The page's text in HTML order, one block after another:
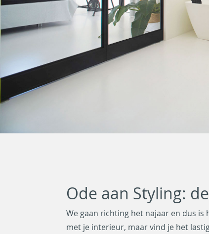
Ode aan Styling:
We gaan richting het najaar en dus
met je interieur, maar vind je het